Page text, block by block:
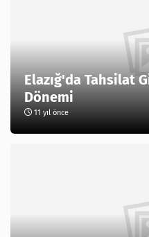
Elazığ'da Tahsilat
Dönemi
11 yıl önce